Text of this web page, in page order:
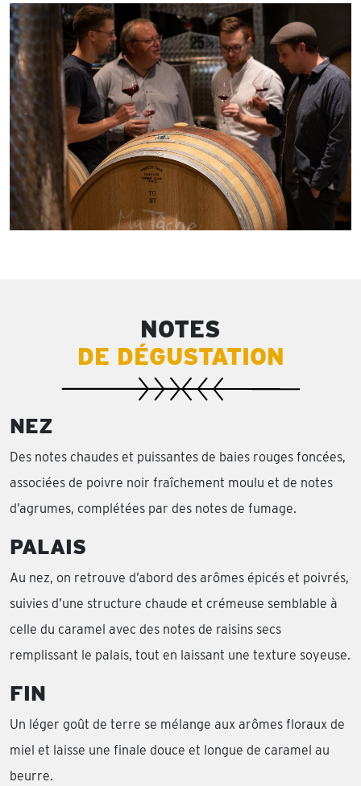
NOTES
DE DÉGUSTATION
NEZ
Des notes chaudes et puissantes de baies rouges foncées,
associées de poivre noir fraîchement moulu et de notes
d’agrumes, complétées par des notes de fumage.
PALAIS
Au nez, on retrouve d’abord des arômes épicés et poivrés,
suivies d’une structure chaude et crémeuse semblable à
celle du caramel avec des notes de raisins secs
remplissant le palais, tout en laissant une texture soyeuse.
FIN
Un léger goût de terre se mélange aux arômes floraux de
miel et laisse une finale douce et longue de caramel au
beurre.